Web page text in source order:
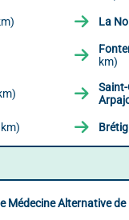
La
km)
Médecine Alternative de